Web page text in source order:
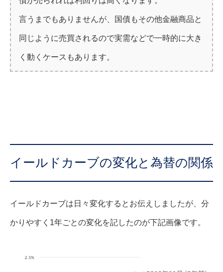
言うまでもありませんが、国債もその他金融商品と
同じように売買されるので実需などで一時的に大き
く動くケースもあります。
イールドカーブの変化と為替の関係
イールドカーブは日々変化するとお伝えしましたが、分
かりやすく1年ごとの変化を記したのが下記画像です。